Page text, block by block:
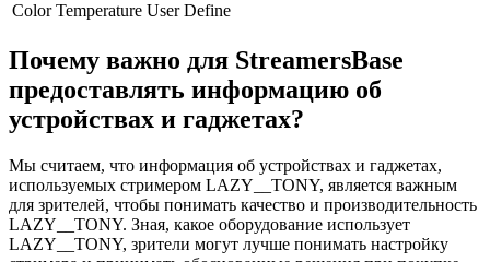
Color Temperature User Define
Почему важно для StreamersBase
предоставлять информацию об
устройствах и гаджетах?
Мы считаем, что информация об устройствах и гаджетах,
используемых стримером LAZY__TONY, является важным
для зрителей, чтобы понимать качество и производительность
LAZY__TONY. Зная, какое оборудование использует
LAZY__TONY, зрители могут лучше понимать настройку